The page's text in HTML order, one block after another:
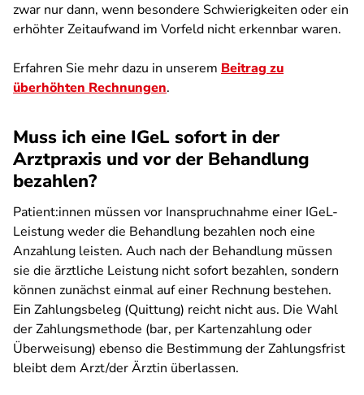
zwar nur dann, wenn besondere Schwierigkeiten oder ein
erhöhter Zeitaufwand im Vorfeld nicht erkennbar waren.
Erfahren Sie mehr dazu in unserem Beitrag zu
überhöhten Rechnungen.
Muss ich eine IGeL sofort in der
Arztpraxis und vor der Behandlung
bezahlen?
Patient:innen müssen vor Inanspruchnahme einer IGeL-
Leistung weder die Behandlung bezahlen noch eine
Anzahlung leisten. Auch nach der Behandlung müssen
sie die ärztliche Leistung nicht sofort bezahlen, sondern
können zunächst einmal auf einer Rechnung bestehen.
Ein Zahlungsbeleg (Quittung) reicht nicht aus. Die Wahl
der Zahlungsmethode (bar, per Kartenzahlung oder
Überweisung) ebenso die Bestimmung der Zahlungsfrist
bleibt dem Arzt/der Ärztin überlassen.